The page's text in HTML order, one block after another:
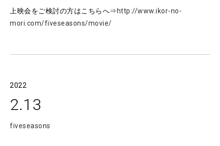
上映会をご検討の方はこちらへ⇒ http://www.ikor-no-
mori.com/fiveseasons/movie/
2022
2.13
fiveseasons